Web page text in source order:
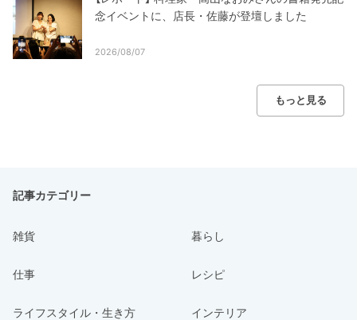
念イベントに、店長・佐藤が登壇しました
2026/08/07
もっと見る
記事カテゴリー
雑貨 暮らし
仕事 レシピ
ライフスタイル・生き方 インテリア